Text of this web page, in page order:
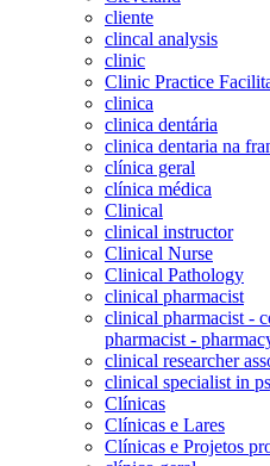
cliente
clincal analysis
clinic
Clinic Practice
clinica
clinica dentária
clinica dentaria na
clínica geral
clínica médica
Clinical
clinical instructor
Clinical Nurse
Clinical Pathology
clinical pharmacist
clinical pharmacist -
pharmacist -
clinical researcher
clinical specialist in
Clínicas
Clínicas e Lares
Clínicas e Projetos